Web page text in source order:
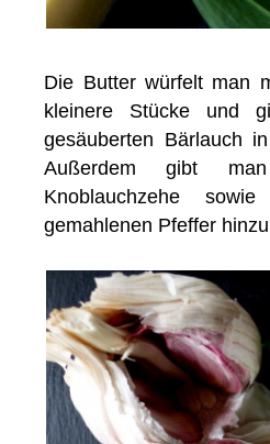
Die Butter würfelt man
kleinere Stücke und
gesäuberten Bärlauch
Außerdem gibt
Knoblauchzehe
gemahlenen Pfeffer